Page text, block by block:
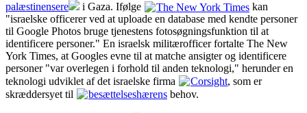
palæstinensere
i Gaza. Ifølge The New York Times kan
"israelske officerer ved at uploade en database med kendte personer
til Google Photos bruge tjenestens fotosøgningsfunktion til at
identificere personer." En israelsk militærofficer fortalte The New
York Times, at Googles evne til at matche ansigter og identificere
personer "var overlegen i forhold til anden teknologi," herunder en
teknologi udviklet af det israelske firma
Corsight, som er
skræddersyet til
besættelseshærens behov.